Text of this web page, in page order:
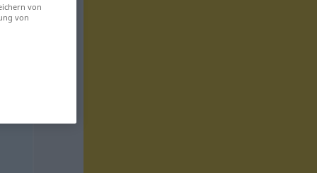
von
von